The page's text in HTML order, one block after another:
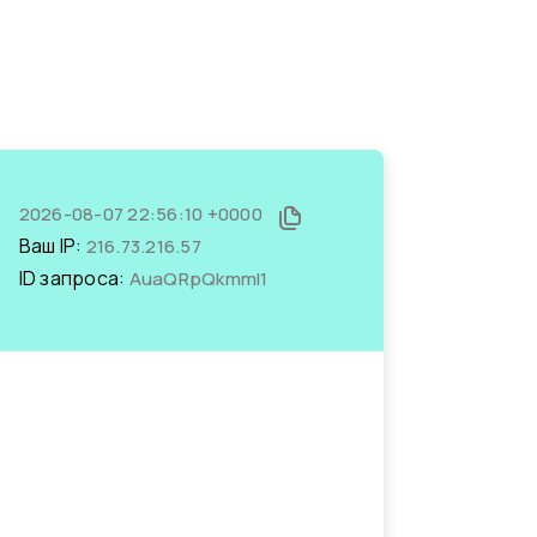
2026-08-07 22:56:10 +0000
Ваш IP: 216.73.216.57
ID запроса: AuaQRpQkmmI1